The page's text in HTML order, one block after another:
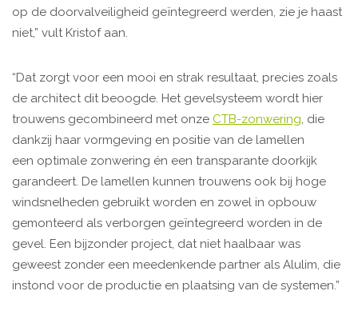
op de doorvalveiligheid geïntegreerd werden, zie je haast
niet,” vult Kristof aan.
“Dat zorgt voor een mooi en strak resultaat, precies zoals
de architect dit beoogde. Het gevelsysteem wordt hier
trouwens gecombineerd met onze CTB-zonwering, die
dankzij haar vormgeving en positie van de lamellen
een optimale zonwering én een transparante doorkijk
garandeert. De lamellen kunnen trouwens ook bij hoge
windsnelheden gebruikt worden en zowel in opbouw
gemonteerd als verborgen geïntegreerd worden in de
gevel. Een bijzonder project, dat niet haalbaar was
geweest zonder een meedenkende partner als Alulim, die
instond voor de productie en plaatsing van de systemen.”